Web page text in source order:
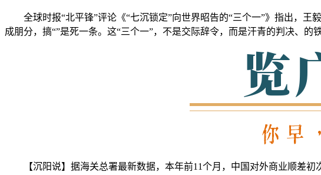
全球时报“北平锋”评论《“七沉锁定”向世界昭告的“三个一”》指出，王
成朋分，搞“”是死一条。这“三个一”，不是交际辞令，而是汗青的判决、的
【沉阳说】据海关总署最新数据，本年前11个月，中国对外商业顺差初